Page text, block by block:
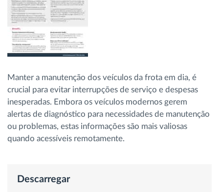
Gestão de Combustível
Planeamento e monitorização de rotas
Ver todas as funcionalidades
Como resolvemos cada necessidade da
Calculadora de Benefícios
Manter a manutenção dos veículos da frota em dia, é
crucial para evitar interrupções de serviço e despesas
inesperadas. Embora os veículos modernos gerem
alertas de diagnóstico para necessidades de manutenção
ou problemas, estas informações são mais valiosas
quando acessíveis remotamente.
Descarregar